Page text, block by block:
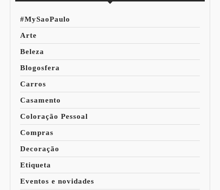
#MySaoPaulo
Arte
Beleza
Blogosfera
Carros
Casamento
Coloração Pessoal
Compras
Decoração
Etiqueta
Eventos e novidades